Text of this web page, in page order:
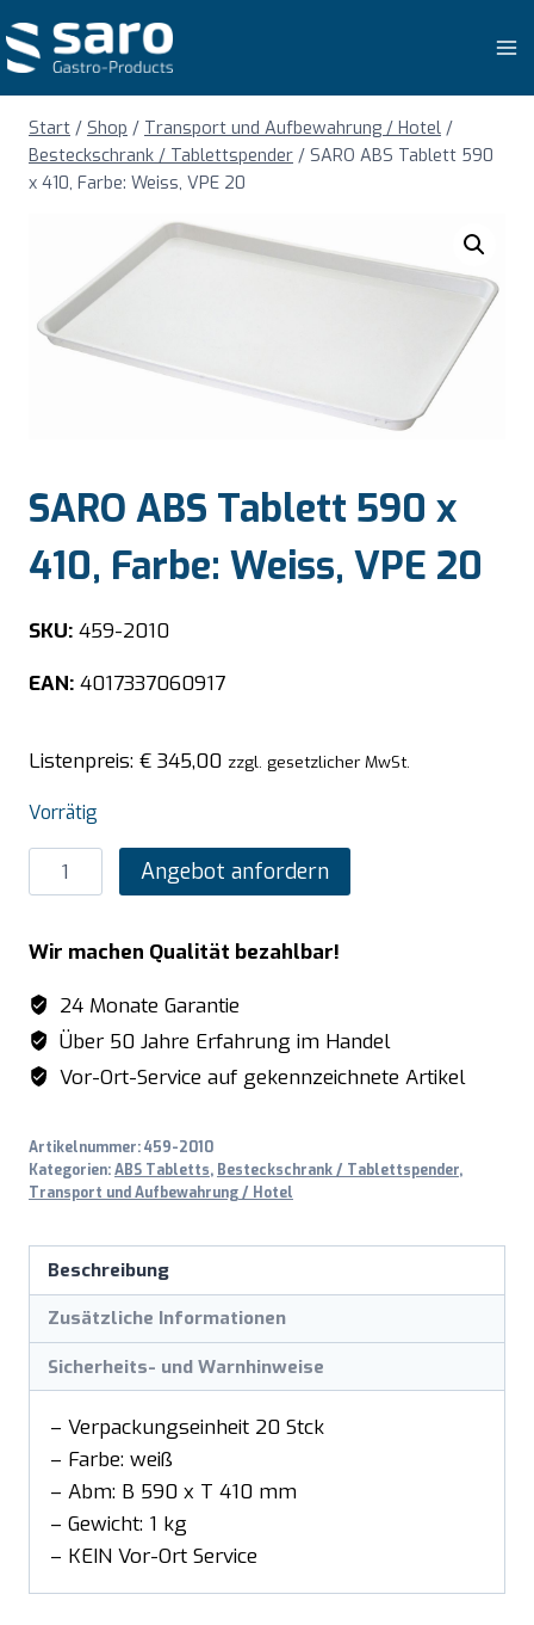
Inhalt
springen
Start / Shop / Transport und Aufbewahrung / Hotel /
Besteckschrank / Tablettspender / SARO ABS Tablett 590
x 410, Farbe: Weiss, VPE 20
SARO ABS Tablett 590 x
410, Farbe: Weiss, VPE 20
SKU: 459-2010
EAN: 4017337060917
Listenpreis: € 345,00 zzgl. gesetzlicher MwSt.
Vorrätig
SARO
ABS
590
x
410,
Farbe:
Weiss,
20
Menge
Angebot anfordern
Wir machen Qualität bezahlbar!
24 Monate Garantie
Über 50 Jahre Erfahrung im Handel
Vor-Ort-Service auf gekennzeichnete Artikel
Artikelnummer:459-2010
Kategorien:ABS Tabletts, Besteckschrank / Tablettspender,
Transport und Aufbewahrung / Hotel
Beschreibung
Zusätzliche Informationen
Sicherheits- und Warnhinweise
– Verpackungseinheit 20 Stck
– Farbe: weiß
– Abm: B 590 x T 410 mm
– Gewicht: 1 kg
– KEIN Vor-Ort Service